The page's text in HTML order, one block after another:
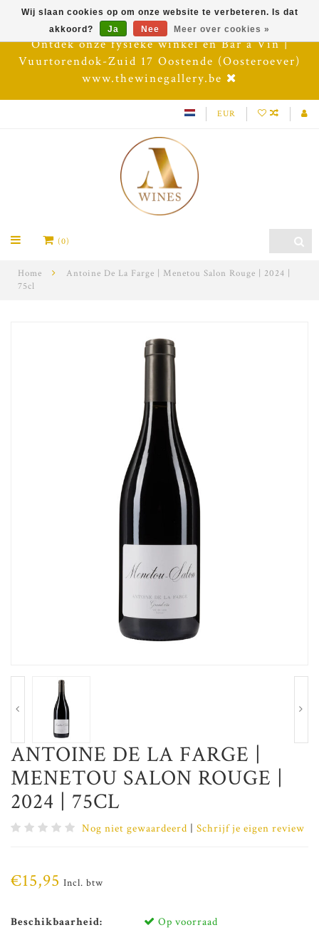
Ontdek onze fysieke winkel en Bar à Vin |
Vuurtorendok-Zuid 17 Oostende (Oosteroever)
www.thewinegallery.be
EUR
(0)
Home
Antoine De La Farge | Menetou Salon Rouge | 2024 |
75cl
ANTOINE DE LA FARGE |
MENETOU SALON ROUGE |
2024 | 75CL
Nog niet gewaardeerd | Schrijf je eigen review
€15,95 Incl. btw
Beschikbaarheid: Op voorraad
Wij slaan cookies op om onze website te verbeteren. Is dat
akkoord?
Ja Nee Meer over cookies »